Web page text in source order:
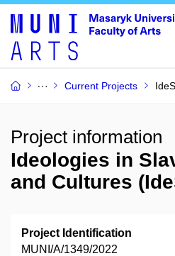
Current Projects
Project information
Ideologies in
and Cultures
Project Identification
MUNI/A/1349/2022